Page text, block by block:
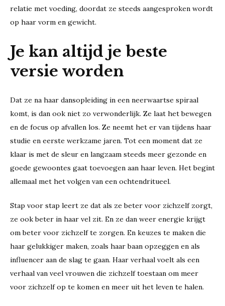
relatie met voeding, doordat ze steeds aangesproken wordt
op haar vorm en gewicht.
Je kan altijd je beste
versie worden
Dat ze na haar dansopleiding in een neerwaartse spiraal
komt, is dan ook niet zo verwonderlijk. Ze laat het bewegen
en de focus op afvallen los. Ze neemt het er van tijdens haar
studie en eerste werkzame jaren. Tot een moment dat ze
klaar is met de sleur en langzaam steeds meer gezonde en
goede gewoontes gaat toevoegen aan haar leven. Het begint
allemaal met het volgen van een ochtendritueel.
Stap voor stap leert ze dat als ze beter voor zichzelf zorgt,
ze ook beter in haar vel zit. En ze dan weer energie krijgt
om beter voor zichzelf te zorgen. En keuzes te maken die
haar gelukkiger maken, zoals haar baan opzeggen en als
influencer aan de slag te gaan. Haar verhaal voelt als een
verhaal van veel vrouwen die zichzelf toestaan om meer
voor zichzelf op te komen en meer uit het leven te halen.